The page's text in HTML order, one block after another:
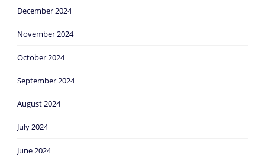
December 2024
November 2024
October 2024
September 2024
August 2024
July 2024
June 2024